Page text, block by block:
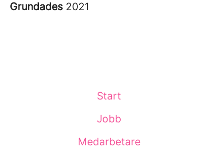
Grundades 2021
Start
Jobb
Medarbetare